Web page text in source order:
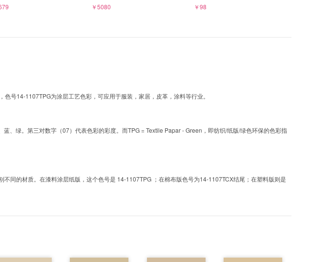
￥5080
￥98
号14-1107TPG为涂层工艺色彩，可应用于服装，家居，皮革，涂料等行业。
、绿。第三对数字（07）代表色彩的彩度。而TPG = Textile Papar - Green，即纺织/纸版/绿色环保的色彩指
同的材质。在漆料涂层纸版，这个色号是 14-1107TPG ；在棉布版色号为14-1107TCX结尾；在塑料版则是